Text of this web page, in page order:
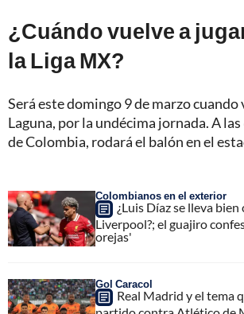
¿Cuándo vuelve a
la Liga MX?
Será este domingo 9 de marzo
Laguna, por la undécima jornada. A
de Colombia, rodará el balón en el
Colombianos en el exterior
¿Luis Díaz se lleva bien
Liverpool?; el guajiro
orejas'
Gol Caracol
Real Madrid y el tema